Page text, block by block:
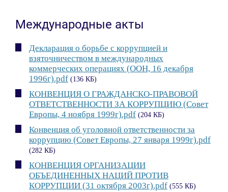
Международные акты
Декларация о борьбе с коррупцией и
взяточничеством в международных
коммерческих операциях (ООН, 16 декабря
1996г).pdf (136 КБ)
КОНВЕНЦИЯ О ГРАЖДАНСКО-ПРАВОВОЙ
ОТВЕТСТВЕННОСТИ ЗА КОРРУПЦИЮ (Совет
Европы, 4 ноября 1999г).pdf (204 КБ)
Конвенция об уголовной ответственности за
коррупцию (Совет Европы, 27 января 1999г).pdf
(282 КБ)
КОНВЕНЦИЯ ОРГАНИЗАЦИИ
ОБЪЕДИНЕННЫХ НАЦИЙ ПРОТИВ
КОРРУПЦИИ (31 октября 2003г).pdf (555 КБ)